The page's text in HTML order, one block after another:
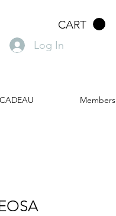
CART
Log In
Members